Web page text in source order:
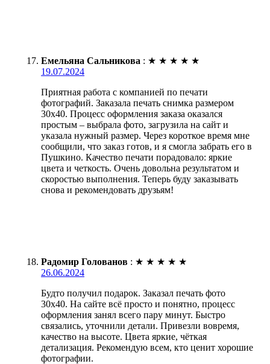
Емельяна Сальникова : ★ ★ ★ ★ ★
19.07.2024
Приятная работа с компанией по печати
фотографий. Заказала печать снимка размером
30х40. Процесс оформления заказа оказался
простым – выбрала фото, загрузила на сайт и
указала нужный размер. Через короткое время мне
сообщили, что заказ готов, и я смогла забрать его в
Пушкино. Качество печати порадовало: яркие
цвета и четкость. Очень довольна результатом и
скоростью выполнения. Теперь буду заказывать
снова и рекомендовать друзьям!
Радомир Голованов : ★ ★ ★ ★ ★
26.06.2024
Будто получил подарок. Заказал печать фото
30х40. На сайте всё просто и понятно, процесс
оформления занял всего пару минут. Быстро
связались, уточнили детали. Привезли вовремя,
качество на высоте. Цвета яркие, чёткая
детализация. Рекомендую всем, кто ценит хорошие
фотографии.